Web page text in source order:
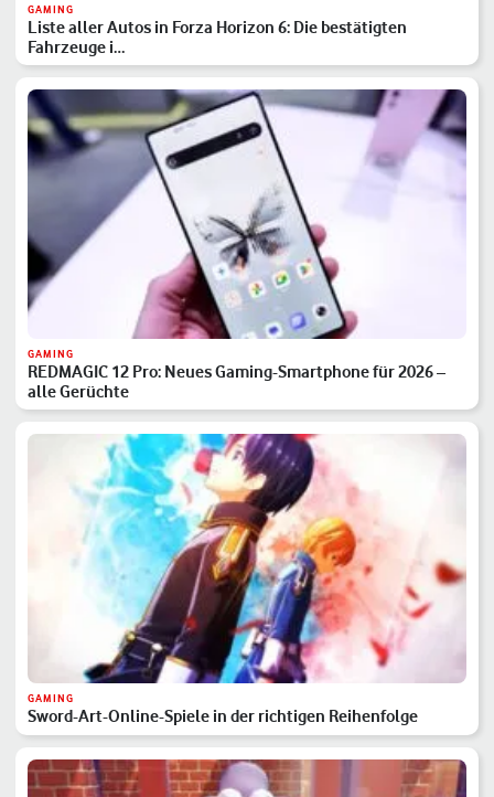
GAMING
Liste aller Autos in Forza Horizon 6: Die bestätigten
Fahrzeuge i…
GAMING
REDMAGIC 12 Pro: Neues Gaming-Smartphone für 2026 –
alle Gerüchte
GAMING
Sword-Art-Online-Spiele in der richtigen Reihenfolge